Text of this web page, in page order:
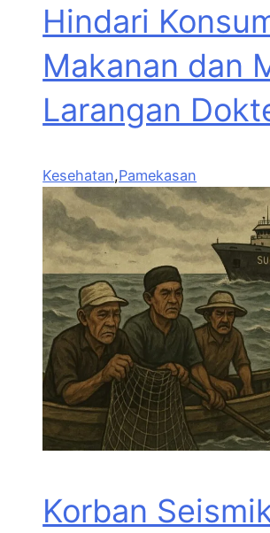
Hindari
Makanan dan
Larangan
Kesehatan,Pamekasan
Korban